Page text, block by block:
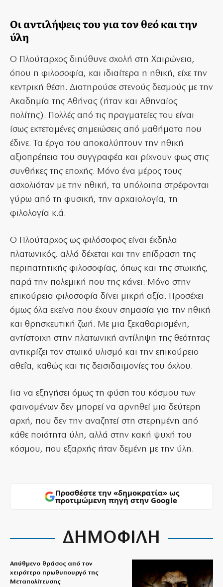
Οι αντιλήψεις του για τον θεό και την
ύλη
Ο Πλούταρχος διηύθυνε σχολή στη Χαιρώνεια,
όπου η φιλοσοφία, και ιδιαίτερα η ηθική, είχε την
κεντρική θέση. Διατηρούσε στενούς δεσμούς με την
Ακαδημία της Αθήνας (ήταν και Αθηναίος
πολίτης). Πολλές από τις πραγματείες του είναι
ίσως εκτεταμένες σημειώσεις από μαθήματα που
έδινε. Τα έργα του αποκαλύπτουν την ηθική
αξιοπρέπεια του συγγραφέα και ρίχνουν φως στις
συνθήκες της εποχής. Μόνο ένα μέρος τους
ασχολιόταν με την ηθική, τα υπόλοιπα στρέφονται
γύρω από τη φυσική, την αρχαιολογία, τη
φιλολογία κ.ά.
Ο Πλούταρχος ως φιλόσοφος είναι έκδηλα
πλατωνικός, αλλά δέχεται και την επίδραση της
περιπατητικής φιλοσοφίας, όπως και της στωικής,
παρά την πολεμική που της κάνει. Μόνο στην
επικούρεια φιλοσοφία δίνει μικρή αξία. Προσέχει
όμως όλα εκείνα που έχουν σημασία για την ηθική
και θρησκευτική ζωή. Με μια ξεκαθαρισμένη,
αντίστοιχη στην πλατωνική αντίληψη της θεότητας
αντικρίζει τον στωικό υλισμό και την επικούρειο
αθεΐα, καθώς και τις δεισιδαιμονίες του όχλου.
Για να εξηγήσει όμως τη φύση του κόσμου των
φαινομένων δεν μπορεί να αρνηθεί μια δεύτερη
αρχή, που δεν την αναζητεί στη στερημένη από
κάθε ποιότητα ύλη, αλλά στην κακή ψυχή του
κόσμου, που εξαρχής ήταν δεμένη με την ύλη.
Προσθέστε την «δημοκρατία» ως
προτιμώμενη πηγή στην Google
ΔΗΜΟΦΙΛΗ
Απύθμενο θράσος από τον
χειρότερο πρωθυπουργό της
Μεταπολίτευσης